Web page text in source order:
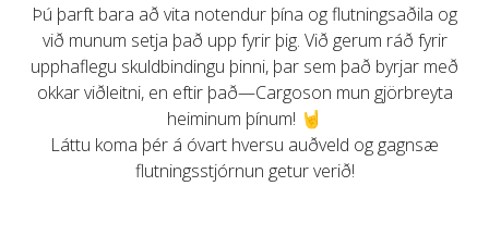
Þú þarft bara að vita notendur þína og flutningsaðila og
við munum setja það upp fyrir þig. Við gerum ráð fyrir
upphaflegu skuldbindingu þinni, þar sem það byrjar með
okkar viðleitni, en eftir það—Cargoson mun gjörbreyta
heiminum þínum! 🤘
Láttu koma þér á óvart hversu auðveld og gagnsæ
flutningsstjórnun getur verið!